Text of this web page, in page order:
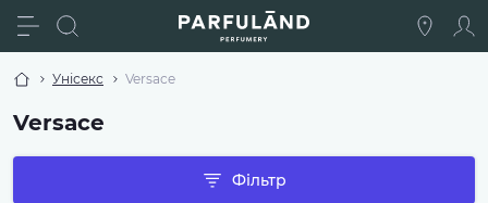
Унісекс Versace
Versace
Фільтр